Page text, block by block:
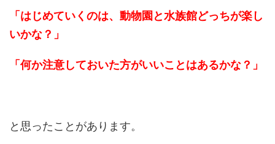
「はじめていくのは、動物園と水族館どっちが楽し
いかな？」
「何か注意しておいた方がいいことはあるかな？」
と思ったことがあります。